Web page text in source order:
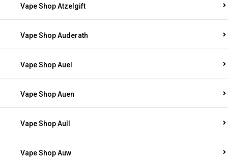
Vape Shop Atzelgift
Vape Shop Auderath
Vape Shop Auel
Vape Shop Auen
Vape Shop Aull
Vape Shop Auw